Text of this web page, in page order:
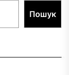
Пошук